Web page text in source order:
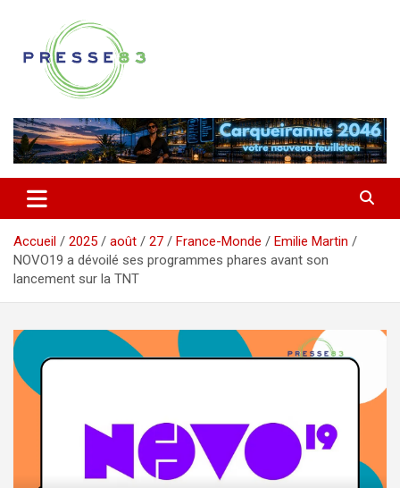
contenu
Presse 83
Accueil 2025 août 27 France-Monde
Emilie Martin
NOVO19 a dévoilé ses programmes phares avant son
lancement sur la TNT